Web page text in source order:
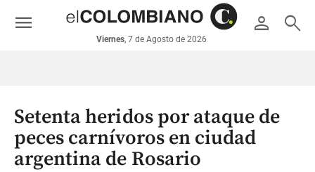
económicos
Colombia
person search
Viernes, 7 de Agosto de 2026
menu
Setenta heridos por ataque de
peces carnívoros en ciudad
argentina de Rosario